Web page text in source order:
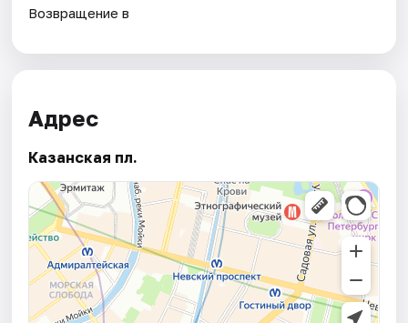
Возвращение в
Адрес
Казанская пл.